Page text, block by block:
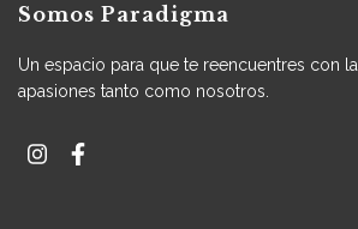
Somos Paradigma
Un espacio para que te reencuentres con
apasiones tanto como nosotros.